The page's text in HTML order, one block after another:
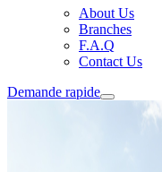
About Us
Branches
F.A.Q
Contact Us
Demande rapide